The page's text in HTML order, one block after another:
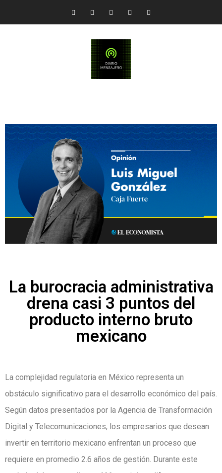
La burocracia administrativa
drena casi 3 puntos del
producto interno bruto
mexicano
La complejidad regulatoria en México representa un
obstáculo significativo para el desarrollo económico del país.
Según datos presentados por la Agencia de Transformación
Digital y Telecomunicaciones, los empresarios que desean
invertir en territorio mexicano enfrentan un proceso que
requiere en promedio 2.6 años de gestión. Durante este